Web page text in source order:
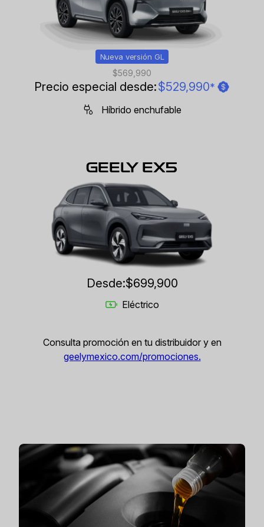
Nueva versión GL
$569,990
Precio especial desde:$529,990*
Híbrido enchufable
GEELY EX5
Desde:$699,900
Eléctrico
Consulta promoción en tu distribuidor y en
geelymexico.com/promociones.